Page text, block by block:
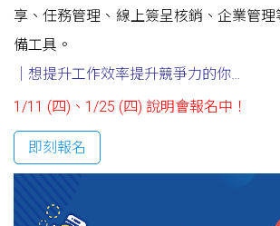
享、任務管理、線上簽呈核銷、企業管
備工具。
｜想提升工作效率提升競爭力的你…
1/11 (四)、1/25 (四) 說明會報名中！
即刻報名